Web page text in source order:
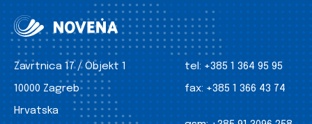
Zavrtnica 17 / Objekt 1
10000 Zagreb
Hrvatska
tel: +385 1 364 95 95
fax: +385 1 366 43 74